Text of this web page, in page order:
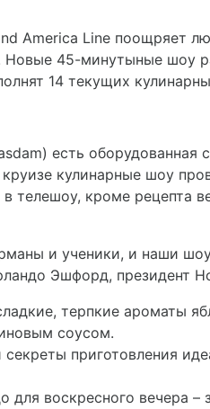
America Line поощряет
Новые 45-минутыные шоу
14 текущих
есть
кулинарные шоу
телешоу, кроме рецепта
и ученики, и наши
Эшфорд, президент
терпкие ароматы
соусом.
приготовления
для воскресного вечера